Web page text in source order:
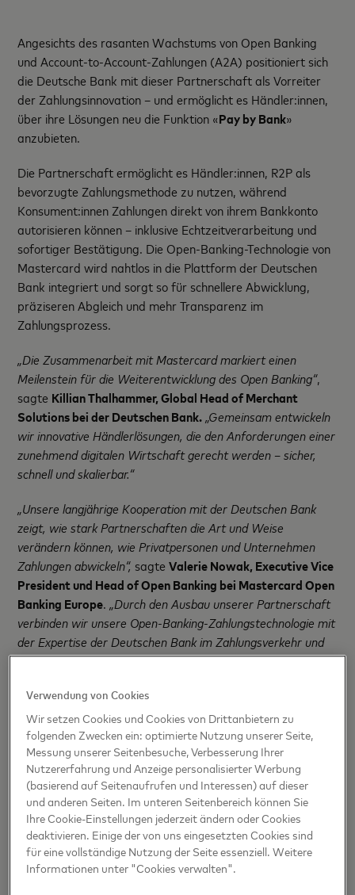
Angesichts des rasanten Wachstums von Open Banking
und Account-to-Account-Zahlungen (A2A) positioniert sich
die Deutsche Bank mit dieser Partnerschaft als Vorreiter
der Zahlungsinnovation – und ermöglicht es Händler:innen,
über ihre Lösungen neu die Funktion «Pay by Bank»
anzubieten.
Die Partnerschaft ermöglicht es Händler:innen, R2P als
bevorzugte Zahlungsmethode zu nutzen, während
Konsument:innen Zahlungen direkt von ihrem Bankkonto
autorisieren können – inklusive Echtzeitverarbeitung und
sofortiger Bestätigung. Die Open-Banking-Technologie von
Mastercard wird nahtlos in die Plattform der Deutschen
Bank integriert und sorgt so für schnellere Abwicklung,
präziseren Abgleich und mehr Transparenz im
Zahlungsprozess.
„Die Zusammenarbeit mit Mastercard markiert einen
Meilenstein für die Weiterentwicklung des Open Banking“,
sagte Killian Thalhammer, Global Head of Merchant
Solutions bei der Deutschen Bank. „Gemeinsam entwickeln
wir innovative Händlerlösungen, die den Anforderungen einer
zunehmend digitalen Wirtschaft gerecht werden – sicher,
schnell und skalierbar.“
„Unsere langjährige Kooperation mit der Deutschen Bank
zeigt, wie stark Partnerschaften die Art und Weise
verändern können, wie Privatpersonen und Unternehmen
Zahlungen abwickeln“, sagteValerie Nowak, Executive Vice
President und Head of Open Banking bei Mastercard Open
Banking Europe. „Durch den Ausbau unserer Partnerschaft
verbinden wir unsere Open-Banking-Zahlungstechnologie mit
der Expertise der Deutschen Bank im Zahlungsverkehr und
ihrer breiten Händlerbasis in ganz Europa. Gemeinsam
zur neuen Norm werden.“
Innovation mit Marktresonanz
Da europäische Konsument:innen und Händler:innen
zunehmend schnellere, kostengünstigere und sicherere
Zahlungsmethoden benötigen, setzen die Deutsche Bank
und Mastercard mit ihren gemeinsamen Lösungen neue
Massstäbe. Die Partnerschaft stärkt nicht nur die Rolle der
Verwendung von Cookies
Wir setzen Cookies und Cookies von Drittanbietern zu
folgenden Zwecken ein: optimierte Nutzung unserer Seite,
Messung unserer Seitenbesuche, Verbesserung Ihrer
Nutzererfahrung und Anzeige personalisierter Werbung
(basierend auf Seitenaufrufen und Interessen) auf dieser
und anderen Seiten. Im unteren Seitenbereich können Sie
Ihre Cookie-Einstellungen jederzeit ändern oder Cookies
deaktivieren. Einige der von uns eingesetzten Cookies sind
für eine vollständige Nutzung der Seite essenziell. Weitere
Informationen unter "Cookies verwalten".